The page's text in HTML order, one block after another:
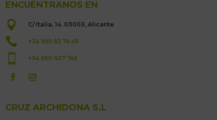
ENCUÉNTRANOS EN
 C/ Italia, 14. 03003, Alicante
 +34 965 92 74 45
 +34 650 927 745
CRUZ ARCHIDONA S.L